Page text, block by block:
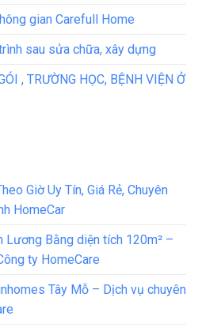
gian Carefull Home
sau sửa chữa, xây dựng
, TRƯỜNG HỌC, BỆNH VIỆN Ở
Giờ Uy Tín, Giá Rẻ, Chuyên
HomeCar
Lương Bằng diện tích 120m² –
ty HomeCare
Tây Mỗ – Dịch vụ chuyên